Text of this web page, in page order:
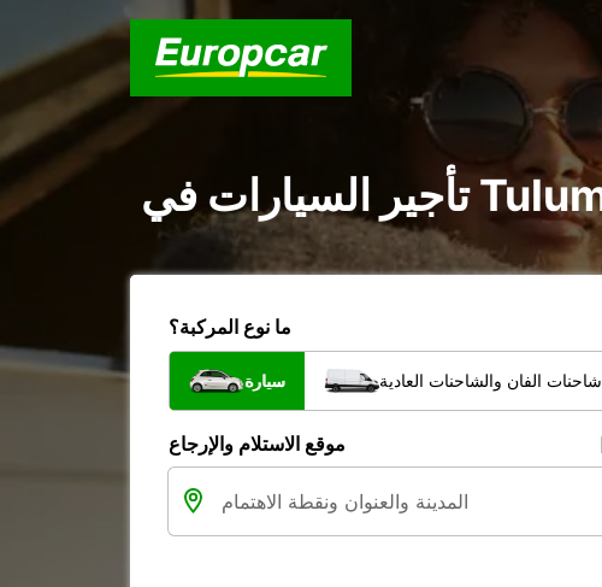
ما نوع المركبة؟
سيارة شاحنات الفان والشاحنات العادية
موقع الاستلام والإرجاع